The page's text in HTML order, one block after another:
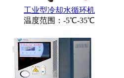
工业型冷却水循环机
温度范围：-5℃-35℃